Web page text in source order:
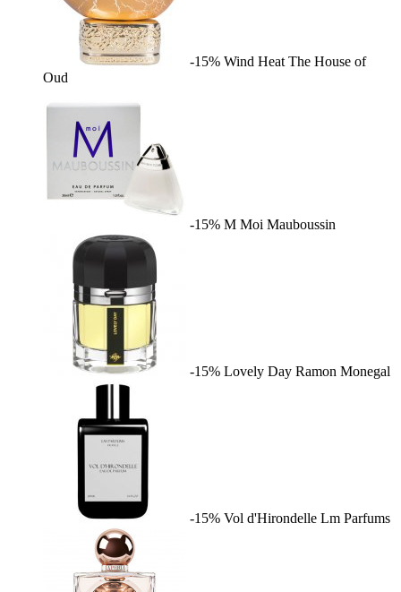
-15% Wind Heat The House of
Oud
-15% M Moi Mauboussin
-15% Lovely Day Ramon Monegal
-15% Vol d'Hirondelle Lm Parfums